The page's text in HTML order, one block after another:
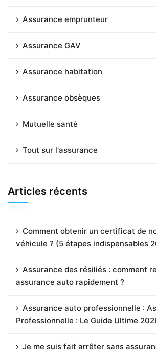
Assurance emprunteur
Assurance GAV
Assurance habitation
Assurance obsèques
Mutuelle santé
Tout sur l'assurance
Articles récents
Comment obtenir un certificat de
véhicule ? (5 étapes indispensables
Assurance des résiliés : comment
assurance auto rapidement ?
Assurance auto professionnelle :
Professionnelle : Le Guide Ultime
Je me suis fait arrêter sans